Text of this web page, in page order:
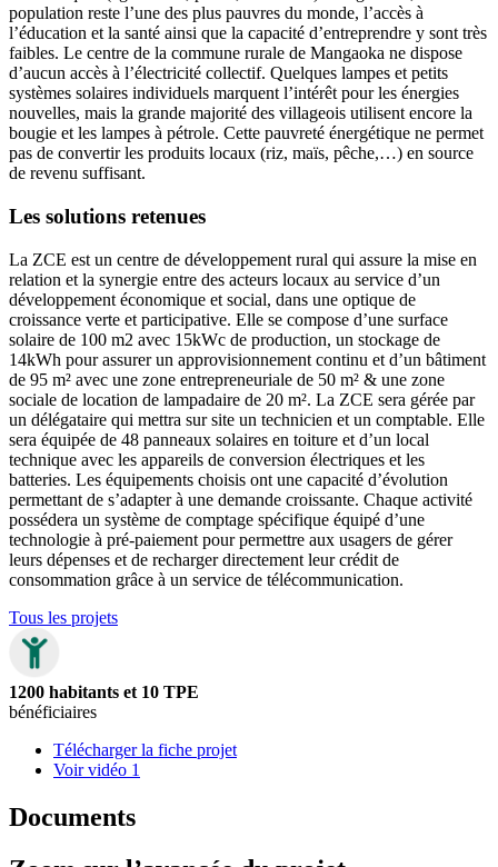
population reste l’une des plus pauvres du monde, l’accès à
l’éducation et la santé ainsi que la capacité d’entreprendre y sont très
faibles. Le centre de la commune rurale de Mangaoka ne dispose
d’aucun accès à l’électricité collectif. Quelques lampes et petits
systèmes solaires individuels marquent l’intérêt pour les énergies
nouvelles, mais la grande majorité des villageois utilisent encore la
bougie et les lampes à pétrole. Cette pauvreté énergétique ne permet
pas de convertir les produits locaux (riz, maïs, pêche,…) en source
de revenu suffisant.
Les solutions retenues
La ZCE est un centre de développement rural qui assure la mise en
relation et la synergie entre des acteurs locaux au service d’un
développement économique et social, dans une optique de
croissance verte et participative. Elle se compose d’une surface
solaire de 100 m2 avec 15kWc de production, un stockage de
14kWh pour assurer un approvisionnement continu et d’un bâtiment
de 95 m² avec une zone entrepreneuriale de 50 m² & une zone
sociale de location de lampadaire de 20 m². La ZCE sera gérée par
un délégataire qui mettra sur site un technicien et un comptable. Elle
sera équipée de 48 panneaux solaires en toiture et d’un local
technique avec les appareils de conversion électriques et les
batteries. Les équipements choisis ont une capacité d’évolution
permettant de s’adapter à une demande croissante. Chaque activité
possédera un système de comptage spécifique équipé d’une
technologie à pré-paiement pour permettre aux usagers de gérer
leurs dépenses et de recharger directement leur crédit de
consommation grâce à un service de télécommunication.
Tous les projets
1200 habitants et 10 TPE
bénéficiaires
Télécharger la fiche projet
Voir vidéo 1
Documents